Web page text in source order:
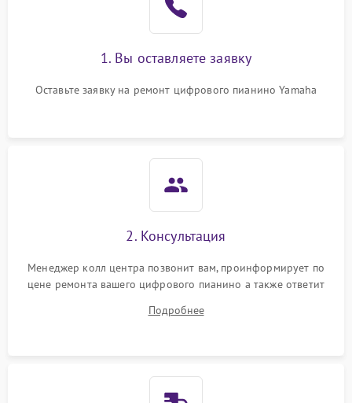
1. Вы оставляете заявку
Оставьте заявку на ремонт цифрового пианино Yamaha
2. Консультация
Менеджер колл центра позвонит вам, проинформирует по
цене ремонта вашего цифрового пианино а также ответит
Подробнее